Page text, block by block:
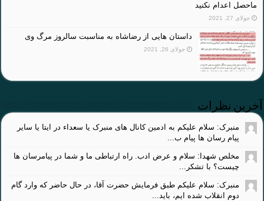
ماحصل اعدام نکنید
جولای 27, 2021
داستان هایی از رضاشاه به مناسبت سالروز مرگ وی
جولای 26, 2021
آخرین نظرات
منبرک: سلام علیکم به ادمین کانال های منبرک یا سعداء در ایتا یا سایر
پیام رسان ها پیام ب...
مخلص شهدا: سلام و عرض ادب. راه ارتباطی ما و شما در پیامرسان ها
چیست؟ با تشکر...
منبرک: سلام علیکم طبق فرمایش حضرت آقا، در حال حاضر که وارد گام
دوم انقلاب شده ایم، باید...